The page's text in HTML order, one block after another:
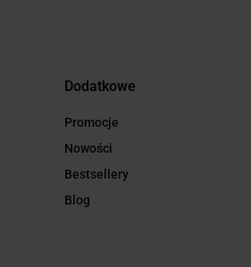
Dodatkowe
Promocje
Nowości
Bestsellery
Blog